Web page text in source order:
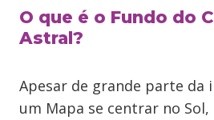
O que é o Fundo do
Astral?
Apesar de grande parte da
um Mapa se centrar no Sol,